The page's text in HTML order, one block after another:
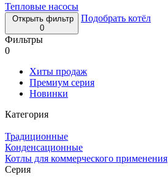
Тепловые насосы
Открыть фильтр
0
Подобрать котёл
Фильтры
0
Хиты продаж
Премиум серия
Новинки
Категория
Традиционные
Конденсационные
Котлы для коммерческого применения
Серия